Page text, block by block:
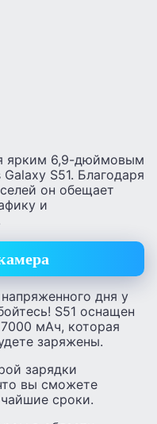
ярким 6,9-дюймовым
S51. Благодаря
он обещает
и
дня у
S51 оснащен
мАч, которая
заряжены.
зарядки
вы сможете
сроки.